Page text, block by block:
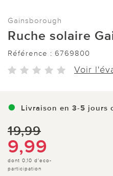
Gainsborough
Ruche solaire
Référence : 6769800
Voir
Livraison en 3-5 jours
19,99
9,99
dont 0,10 d'eco-
participation